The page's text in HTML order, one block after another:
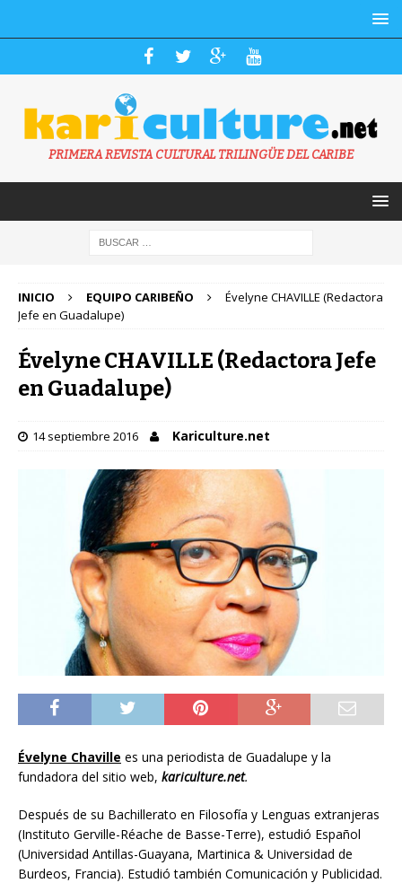
PRIMERA REVISTA CULTURAL TRILINGÜE DEL CARIBE
INICIO EQUIPO CARIBEÑO
Évelyne CHAVILLE (Redactora
Jefe en Guadalupe)
Évelyne CHAVILLE (Redactora Jefe
en Guadalupe)
14 septiembre 2016 Kariculture.net
Évelyne Chaville es una periodista de Guadalupe y la
fundadora del sitio web, kariculture.net.
Después de su Bachillerato en Filosofía y Lenguas extranjeras
(Instituto Gerville-Réache de Basse-Terre), estudió Español
(Universidad Antillas-Guayana, Martinica & Universidad de
Burdeos, Francia). Estudió también Comunicación y Publicidad.